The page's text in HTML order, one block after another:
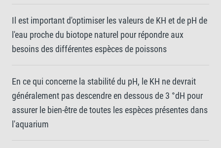
Il est important d'optimiser les valeurs de KH et de pH de
l'eau proche du biotope naturel pour répondre aux
besoins des différentes espèces de poissons
En ce qui concerne la stabilité du pH, le KH ne devrait
généralement pas descendre en dessous de 3 °dH pour
assurer le bien-être de toutes les espèces présentes dans
l'aquarium